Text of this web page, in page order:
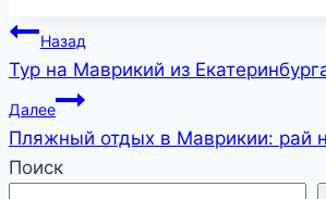
Навигация
по
записям
Назад
Тур на Маврикий из
Далее
Пляжный отдых в Маврикии: рай
Поиск